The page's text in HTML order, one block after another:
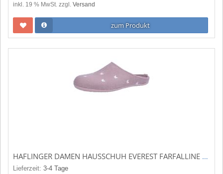
inkl. 19 % MwSt. zzgl. Versand
zum Produkt
HAFLINGER DAMEN HAUSSCHUH EVEREST FARFALLINE ROSENHOLZ (PINK) 484014-83
Lieferzeit: 3-4 Tage